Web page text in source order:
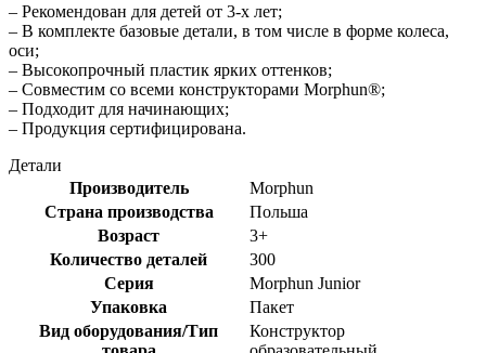
– Рекомендован для детей от 3-х лет;
– В комплекте базовые детали, в том числе в форме колеса,
оси;
– Высокопрочный пластик ярких оттенков;
– Совместим со всеми конструкторами Morphun®;
– Подходит для начинающих;
– Продукция сертифицирована.
Детали
Производитель
Morphun
Страна производства
Польша
Возраст
3+
Количество деталей
300
Серия
Morphun Junior
Упаковка
Пакет
Вид оборудования/Тип
Конструктор